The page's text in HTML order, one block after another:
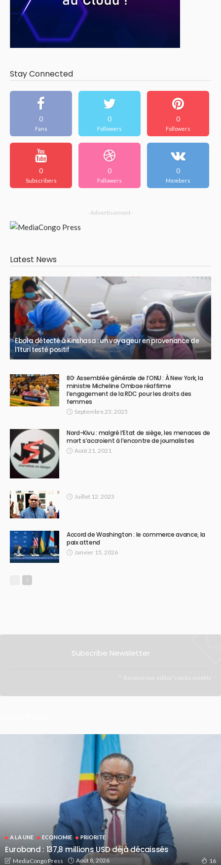
Stay Connected
0
Fans
0
Followers
0
Followers
0
Subscribers
0
Followers
0
Members
- Advertisement -
Latest News
Ebola détecté à Kinshasa : un voyageur en provenance de
l’Ituri testé positif
80ᵉ Assemblée générale de l’ONU : À New York, la
ministre Micheline Ombae réaffirme
l’engagement de la RDC pour les droits des
femmes
Septembre 23, 2025
Nord-Kivu : malgré l’Etat de siège, les menaces de
mort s’accroient à l’encontre de journalistes
Août 21, 2021
Juillet 12, 2023
Accord de Washington : le commerce avance, la
paix attend
Janvier 15, 2026
Subscribe Newsletter
Receive our editor's picks weekly
A LA UNE ECONOMIE PRIORITE
Eurobond : 137,8 millions USD déjà décaissés
MediaCongo Press Août 8, 2026 16